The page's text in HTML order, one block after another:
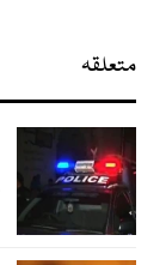
متعلقہ